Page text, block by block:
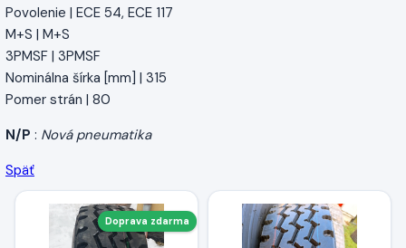
Povolenie | ECE 54, ECE 117
M+S | M+S
3PMSF | 3PMSF
Nominálna šírka [mm] | 315
Pomer strán | 80
N/P : Nová pneumatika
Späť
Doprava zdarma